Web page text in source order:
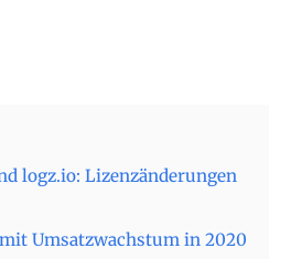
logz.io: Lizenzänderungen
mit Umsatzwachstum in 2020